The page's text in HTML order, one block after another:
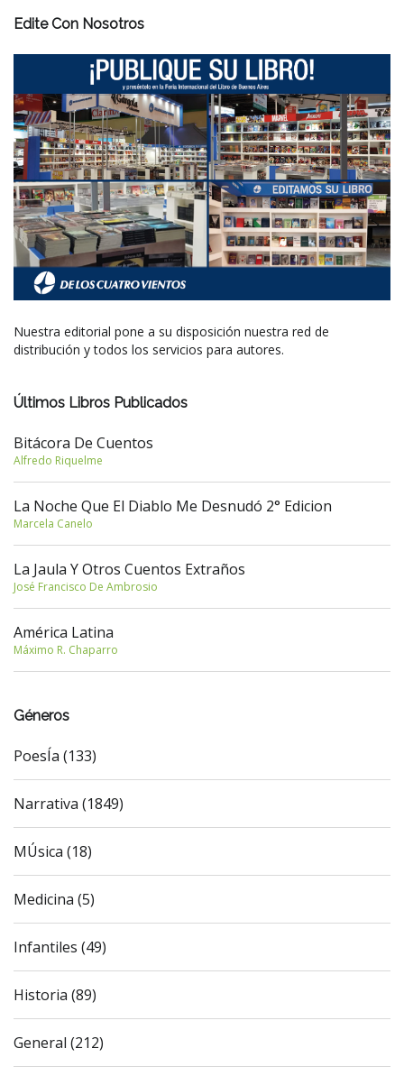
Edite Con Nosotros
Nuestra editorial pone a su disposición nuestra red de
distribución y todos los servicios para autores.
Últimos Libros Publicados
Bitácora De Cuentos
Alfredo Riquelme
La Noche Que El Diablo Me Desnudó 2° Edicion
Marcela Canelo
La Jaula Y Otros Cuentos Extraños
José Francisco De Ambrosio
América Latina
Máximo R. Chaparro
Géneros
PoesÍa (133)
Narrativa (1849)
MÚsica (18)
Medicina (5)
Infantiles (49)
Historia (89)
General (212)